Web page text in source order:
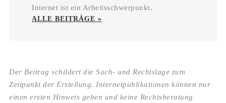
Internet ist ein Arbeitsschwerpunkt.
ALLE BEITRÄGE »
Der Beitrag schildert die Sach- und Rechtslage zum
Zeitpunkt der Erstellung. Internetpublikationen können nur
einen ersten Hinweis geben und keine Rechtsberatung